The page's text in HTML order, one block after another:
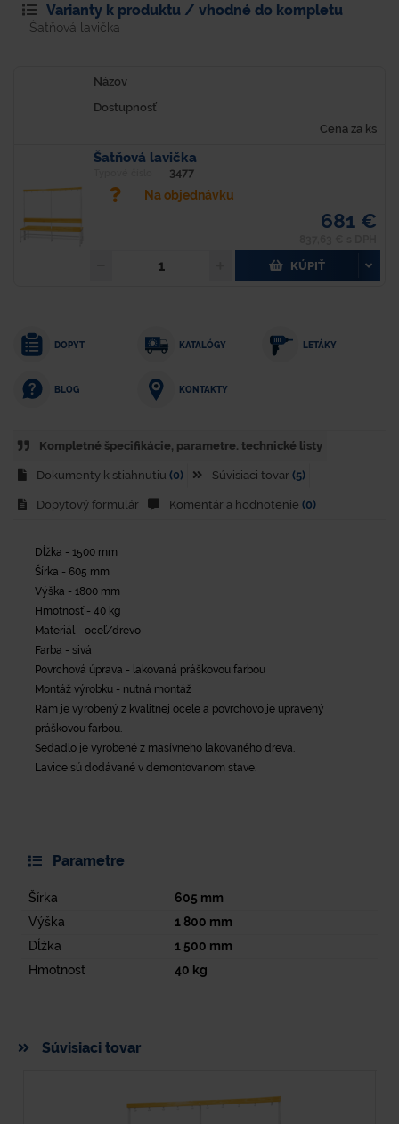
Varianty k produktu / vhodné do kompletu
Šatňová lavička
Názov
Dostupnosť
Cena za ks
Šatňová lavička
3477
Na objednávku
681 €
KÚPIŤ
DOPYT KATALÓGY LETÁKY
BLOG KONTAKTY
Kompletné špecifikácie, parametre. technické listy
Dokumenty k stiahnutiu (0) Súvisiaci tovar (5)
Dopytový formulár Komentár a hodnotenie (0)
Dĺžka - 1500 mm
Šírka - 605 mm
Výška - 1800 mm
Hmotnosť - 40 kg
Materiál - oceľ/drevo
Farba - sivá
Povrchová úprava - lakovaná práškovou farbou
Montáž výrobku - nutná montáž
Rám je vyrobený z kvalitnej ocele a povrchovo je upravený
práškovou farbou.
Sedadlo je vyrobené z masívneho lakovaného dreva.
Lavice sú dodávané v demontovanom stave.
Parametre
Šírka 605 mm
Výška
1 800 mm
Dĺžka
1 500 mm
Hmotnosť
40 kg
Súvisiaci tovar